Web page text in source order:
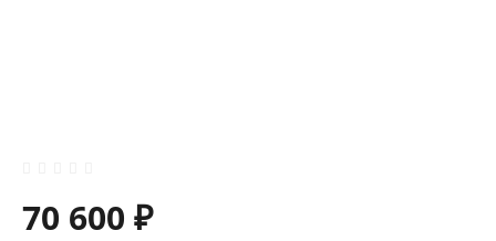
70 600 ₽